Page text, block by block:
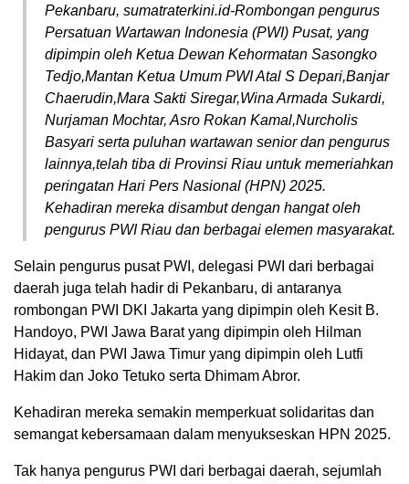
Pekanbaru, sumatraterkini.id-Rombongan pengurus
Persatuan Wartawan Indonesia (PWI) Pusat, yang
dipimpin oleh Ketua Dewan Kehormatan Sasongko
Tedjo,Mantan Ketua Umum PWI Atal S Depari,Banjar
Chaerudin,Mara Sakti Siregar,Wina Armada Sukardi,
Nurjaman Mochtar, Asro Rokan Kamal,Nurcholis
Basyari serta puluhan wartawan senior dan pengurus
lainnya,telah tiba di Provinsi Riau untuk memeriahkan
peringatan Hari Pers Nasional (HPN) 2025.
Kehadiran mereka disambut dengan hangat oleh
pengurus PWI Riau dan berbagai elemen masyarakat.
Selain pengurus pusat PWI, delegasi PWI dari berbagai
daerah juga telah hadir di Pekanbaru, di antaranya
rombongan PWI DKI Jakarta yang dipimpin oleh Kesit B.
Handoyo, PWI Jawa Barat yang dipimpin oleh Hilman
Hidayat, dan PWI Jawa Timur yang dipimpin oleh Lutfi
Hakim dan Joko Tetuko serta Dhimam Abror.
Kehadiran mereka semakin memperkuat solidaritas dan
semangat kebersamaan dalam menyukseskan HPN 2025.
Tak hanya pengurus PWI dari berbagai daerah, sejumlah